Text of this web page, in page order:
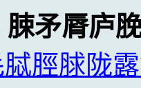
脨矛脣庐
脛脙陇